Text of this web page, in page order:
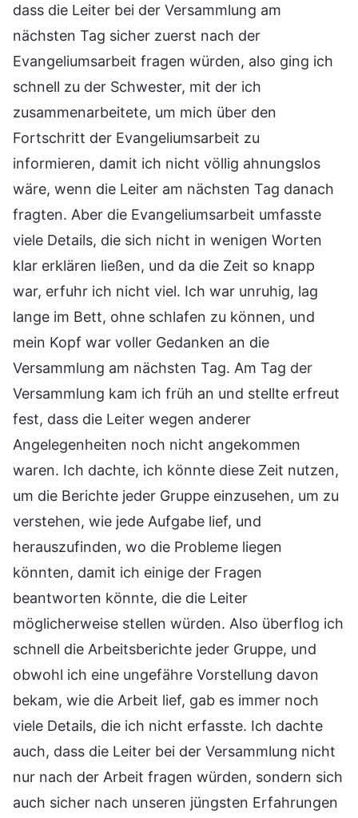
dass die Leiter bei der Versammlung am
nächsten Tag sicher zuerst nach der
Evangeliumsarbeit fragen würden, also ging ich
schnell zu der Schwester, mit der ich
zusammenarbeitete, um mich über den
Fortschritt der Evangeliumsarbeit zu
informieren, damit ich nicht völlig ahnungslos
wäre, wenn die Leiter am nächsten Tag danach
fragten. Aber die Evangeliumsarbeit umfasste
viele Details, die sich nicht in wenigen Worten
klar erklären ließen, und da die Zeit so knapp
war, erfuhr ich nicht viel. Ich war unruhig, lag
lange im Bett, ohne schlafen zu können, und
mein Kopf war voller Gedanken an die
Versammlung am nächsten Tag. Am Tag der
Versammlung kam ich früh an und stellte erfreut
fest, dass die Leiter wegen anderer
Angelegenheiten noch nicht angekommen
waren. Ich dachte, ich könnte diese Zeit nutzen,
um die Berichte jeder Gruppe einzusehen, um zu
verstehen, wie jede Aufgabe lief, und
herauszufinden, wo die Probleme liegen
könnten, damit ich einige der Fragen
beantworten könnte, die die Leiter
möglicherweise stellen würden. Also überflog ich
schnell die Arbeitsberichte jeder Gruppe, und
obwohl ich eine ungefähre Vorstellung davon
bekam, wie die Arbeit lief, gab es immer noch
viele Details, die ich nicht erfasste. Ich dachte
auch, dass die Leiter bei der Versammlung nicht
nur nach der Arbeit fragen würden, sondern sich
auch sicher nach unseren jüngsten Erfahrungen